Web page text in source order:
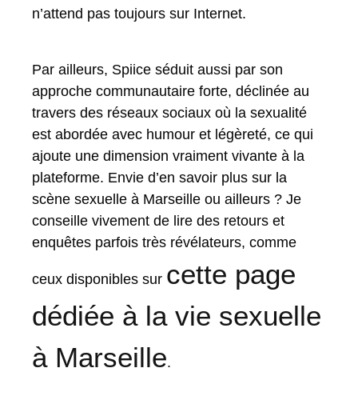
n’attend pas toujours sur Internet.
Par ailleurs, Spiice séduit aussi par son
approche communautaire forte, déclinée au
travers des réseaux sociaux où la sexualité
est abordée avec humour et légèreté, ce qui
ajoute une dimension vraiment vivante à la
plateforme. Envie d’en savoir plus sur la
scène sexuelle à Marseille ou ailleurs ? Je
conseille vivement de lire des retours et
enquêtes parfois très révélateurs, comme
ceux disponibles sur cette page
dédiée à la vie sexuelle
à Marseille.